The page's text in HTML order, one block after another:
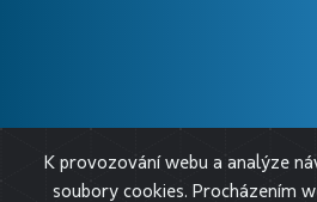
K provozování webu a analýze
soubory cookies. Procházením